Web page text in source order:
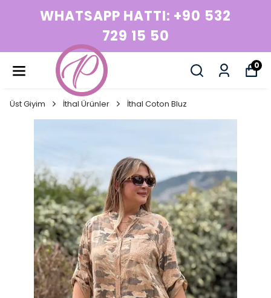
WHATSAPP HATTI: +90 532
729 15 50
0
Üst Giyim İthal Ürünler İthal Coton Bluz